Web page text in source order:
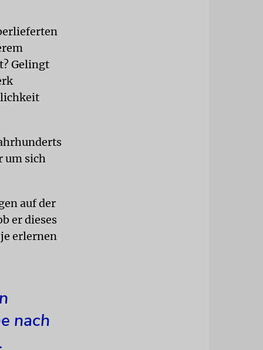
Gelingt
um sich
auf der
er dieses
erlernen
nach